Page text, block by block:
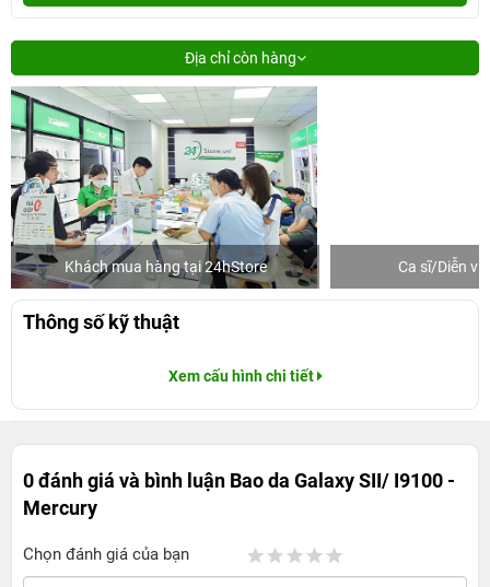
Địa chỉ còn hàng
Khách mua hàng tại 24hStore Ca sĩ/Diễn
Thông số kỹ thuật
Xem cấu hình chi tiết
0 đánh giá và bình luận Bao da Galaxy SII/ I9100 -
Mercury
Chọn đánh giá của bạn